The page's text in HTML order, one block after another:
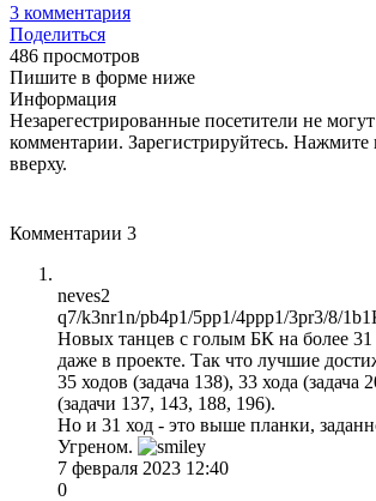
3 комментария
Поделиться
486 просмотров
Пишите в форме ниже
Информация
Незарегестрированные посетители не могут
комментарии. Зарегистрируйтесь. Нажмите
вверху.
Комментарии 3
neves2
q7/k3nr1n/pb4p1/5pp1/4ppp1/3pr3/8/
Новых танцев с голым БК на более 31
даже в проекте. Так что лучшие
35 ходов (задача 138), 33 хода (задача
(задачи 137, 143, 188, 196).
Но и 31 ход - это выше планки,
Угреном.
7 февраля 2023 12:40
0